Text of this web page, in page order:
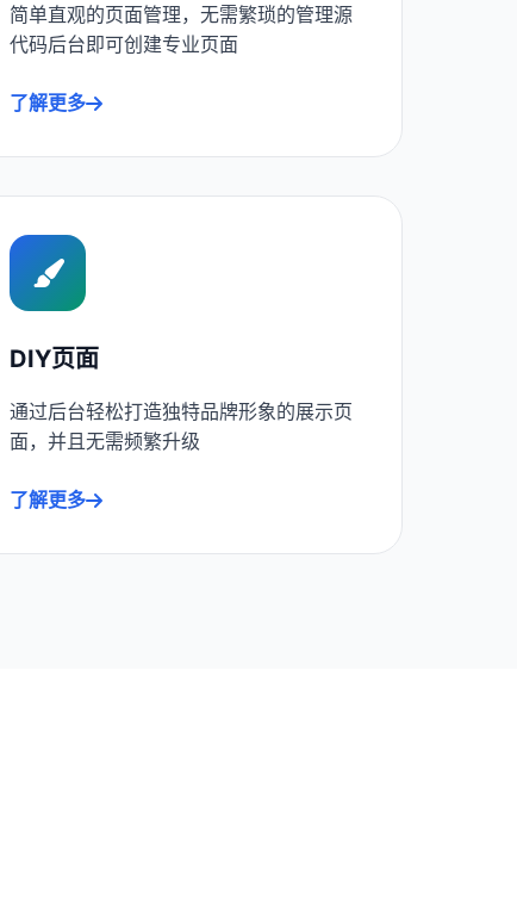
简单直观的页面管理，无需繁琐的管理源
代码后台即可创建专业页面
了解更多
DIY页面
通过后台轻松打造独特品牌形象的展示页
面，并且无需频繁升级
了解更多